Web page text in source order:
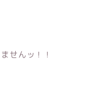
せんッ！！